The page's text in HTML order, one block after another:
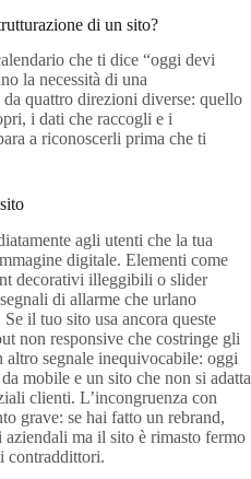
di un sito?
che ti dice “oggi devi
la necessità di una
quattro direzioni diverse: quello
i dati che raccogli e i
a riconoscerli prima che ti
agli utenti che la tua
digitale. Elementi come
decorativi illeggibili o slider
di allarme che urlano
il tuo sito usa ancora queste
non responsive che costringe gli
segnale inequivocabile: oggi
mobile e un sito che non si adatta
clienti. L’incongruenza con
grave: se hai fatto un rebrand,
ma il sito è rimasto fermo
contraddittori.